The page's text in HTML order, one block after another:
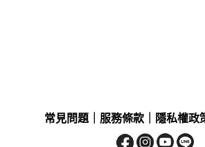
常見問題 服務條款 隱私權政